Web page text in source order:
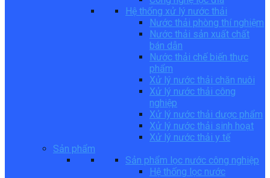
Hệ thống xử lý nước thải
Nước thải phòng thí nghiệm
Nước thải sản xuất chất
bán dẫn
Nước thải chế biến thực
phẩm
Xử lý nước thải chăn nuôi
Xử lý nước thải công
nghiệp
Xử lý nước thải dược phẩm
Xử lý nước thải sinh hoạt
Xử lý nước thải y tế
Sản phẩm
Sản phẩm lọc nước công nghiệp
Hệ thống lọc nước